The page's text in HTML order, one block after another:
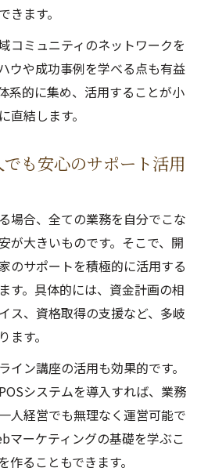
きます。
コミュニティのネットワークを
ウや成功事例を学べる点も有益
系的に集め、活用することが小
直結します。
も安心のサポート活用
場合、全ての業務を自分でこな
が大きいものです。そこで、開
のサポートを積極的に活用する
す。具体的には、資金計画の相
ス、資格取得の支援など、多岐
ます。
イン講座の活用も効果的です。
システムを導入すれば、業務
人経営でも無理なく運営可能で
マーケティングの基礎を学ぶこ
作ることもできます。